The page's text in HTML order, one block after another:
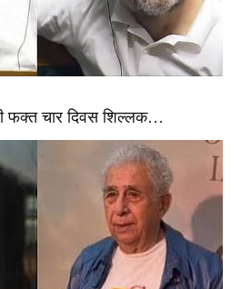
फक्त चार दिवस शिल्लक…